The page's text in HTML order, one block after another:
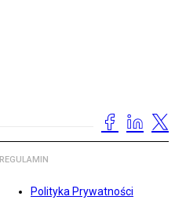
REGULAMIN
Polityka Prywatności